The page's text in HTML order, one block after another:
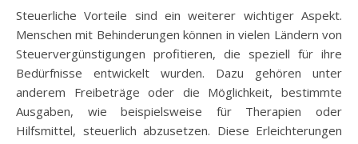
Steuerliche Vorteile sind ein weiterer wichtiger Aspekt.
Menschen mit Behinderungen können in vielen Ländern von
Steuervergünstigungen profitieren, die speziell für ihre
Bedürfnisse entwickelt wurden. Dazu gehören unter
anderem Freibeträge oder die Möglichkeit, bestimmte
Ausgaben, wie beispielsweise für Therapien oder
Hilfsmittel, steuerlich abzusetzen. Diese Erleichterungen